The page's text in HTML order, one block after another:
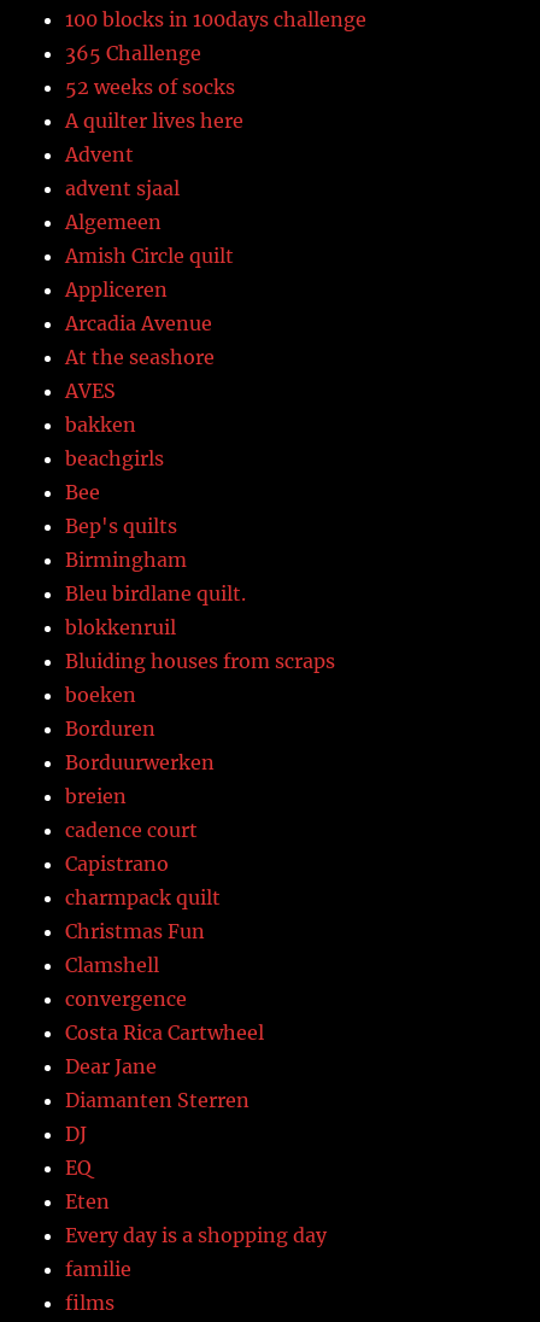
100 blocks in 100days challenge
365 Challenge
52 weeks of socks
A quilter lives here
Advent
advent sjaal
Algemeen
Amish Circle quilt
Appliceren
Arcadia Avenue
At the seashore
AVES
bakken
beachgirls
Bee
Bep's quilts
Birmingham
Bleu birdlane quilt.
blokkenruil
Bluiding houses from scraps
boeken
Borduren
Borduurwerken
breien
cadence court
Capistrano
charmpack quilt
Christmas Fun
Clamshell
convergence
Costa Rica Cartwheel
Dear Jane
Diamanten Sterren
DJ
EQ
Eten
Every day is a shopping day
familie
films